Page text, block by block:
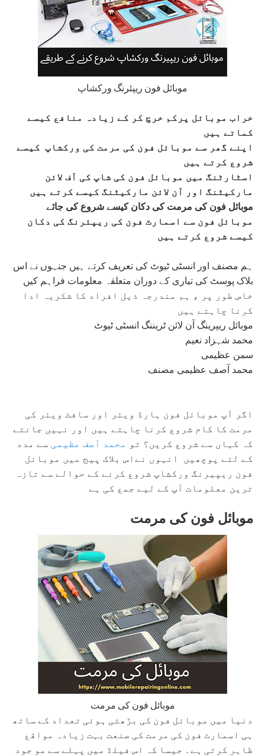
موبائل فون ریپئرنگ ورکشاپ
خراب موبائل پرکم خرچ کر کے زیادہ منافع کیسے
کماتے ہیں
اپنے گھر سے موبائل فون کی مرمت کی ورکشاپ کیسے
شروع کرتے ہیں
اسٹارٹنگ میں موبائل فون کی شاپ کی آف لائن
مارکیٹنگ اور آن لائن مارکیٹنگ کیسے کرتے ہیں
موبائل فون کی مرمت کی دکان کیسے شروع کی جائے
موبائل فون سے اسمارٹ فون کی ریپئرنگ کی دکان
کیسے شروع کرتے ہیں
ہم مصنف اور انسٹی ٹیوٹ کی تعریف کرتے ہیں جنہوں نے اس
بلاک پوسٹ کی تیاری کے دوران متعلقہ معلومات فراہم کیں
خاص طور پر ، ہم مندرجہ ذیل افراد کا شکریہ ادا
کرنا چاہتے ہیں
موبائل ریپرینگ آن لائن ٹریننگ انسٹی ٹیوٹ
محمد شہزاد نعیم
سمن عظیمی
محمد آصف عظیمی مصنف
اگر آپ موبائل فون ہارڈ ویئر اور سافٹ ویئر کی
مرمت کا کام شروع کرنا چاہتے ہیں اور نہیں جانتے
کہ کہاں سے شروع کریں؟ تو محمد آصف عظیمی سے مدد
کے لئے پوچھیں انہوں نےاس بلاک پیج میں موبائل
فون ریپیرنگ ورکشاپ شروع کرنے کے حوالے سے تازہ
ترین معلومات آپ کے لیے جمع کی ہے
موبائل فون کی مرمت
موبائل فون کی مرمت
دنیا میں موبائل فون کی بڑھتی ہوئی تعداد کے ساتھ
ہی اسمارٹ فون کی مرمت کی صنعت بہت زیادہ مواقع
ظاہر کرتی ہے۔ جیسا کہ اس فیلڈ میں پہلے سے مو جود